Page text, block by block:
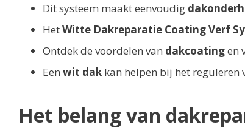
Dit systeem maakt eenvoudig
HetWitte Dakreparatie Coating Verf
Ontdek de voordelen van dakcoatingen
Een wit dak kan helpen bij het reguleren
Het belang van